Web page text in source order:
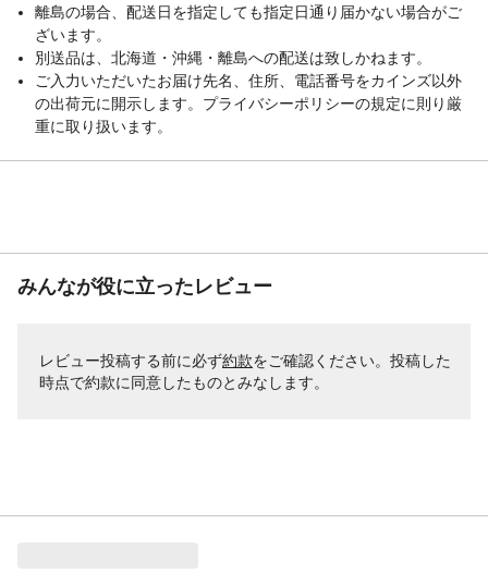
離島の場合、配送日を指定しても指定日通り届かない場合がご
ざいます。
別送品は、北海道・沖縄・離島への配送は致しかねます。
ご入力いただいたお届け先名、住所、電話番号をカインズ以外
の出荷元に開示します。プライバシーポリシーの規定に則り厳
重に取り扱います。
みんなが役に立ったレビュー
レビュー投稿する前に必ず約款をご確認ください。投稿した
時点で約款に同意したものとみなします。